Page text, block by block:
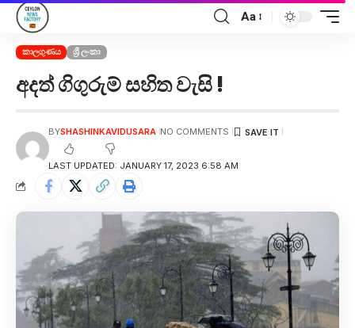
Aa
කාලගුණය ශ්‍රී ලංකා
අදත් ගිගුරුම් සහිත වැසි !
LAST UPDATED: JANUARY 17, 2023 6:58 AM
BYSHASHINKAVIDUSARA NO COMMENTS